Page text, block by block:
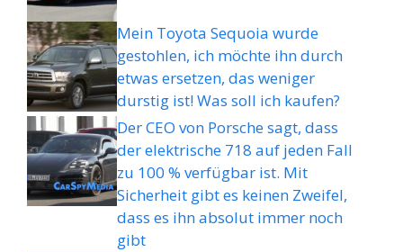
Mein Toyota Sequoia wurde
gestohlen, ich möchte ihn durch
etwas ersetzen, das weniger
durstig ist! Was soll ich kaufen?
Der CEO von Porsche sagt, dass
der elektrische 718 auf jeden Fall
zu 100 % verfügbar ist. Mit
Sicherheit gibt es keinen Zweifel,
dass es ihn absolut immer noch
gibt